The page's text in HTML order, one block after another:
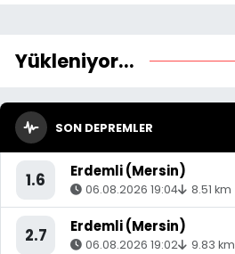
Yükleniyor...
SON DEPREMLER
1.6 Erdemli (Mersin)
06.08.2026 19:04 8.51 km
2.7 Erdemli (Mersin)
06.08.2026 19:02 9.83 km